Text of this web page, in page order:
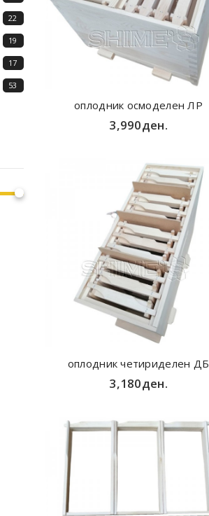
22
19
17
53
оплодник осмоделен ЛР
3,990ден.
оплодник четириделен ДБ
3,180ден.